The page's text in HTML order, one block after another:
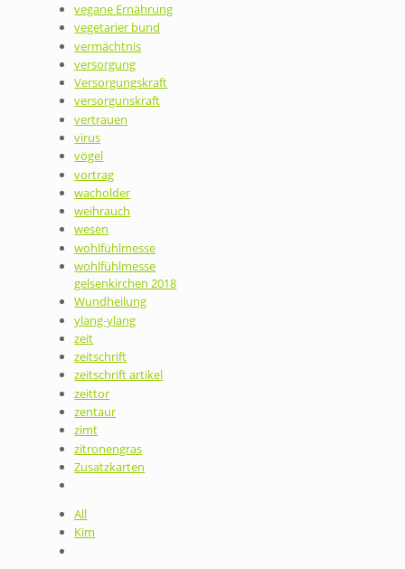
vegane Ernährung
vegetarier bund
vermächtnis
versorgung
Versorgungskraft
versorgunskraft
vertrauen
virus
vögel
vortrag
wacholder
weihrauch
wesen
wohlfühlmesse
wohlfühlmesse
gelsenkirchen 2018
Wundheilung
ylang-ylang
zeit
zeitschrift
zeitschrift artikel
zeittor
zentaur
zimt
zitronengras
Zusatzkarten
All
Kim